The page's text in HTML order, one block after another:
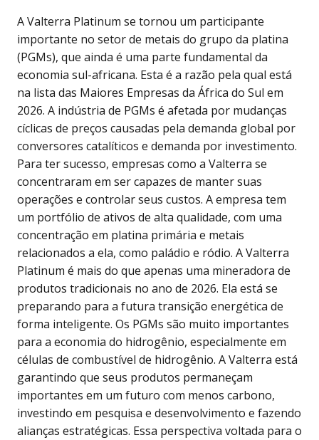
A Valterra Platinum se tornou um participante
importante no setor de metais do grupo da platina
(PGMs), que ainda é uma parte fundamental da
economia sul-africana. Esta é a razão pela qual está
na lista das Maiores Empresas da África do Sul em
2026. A indústria de PGMs é afetada por mudanças
cíclicas de preços causadas pela demanda global por
conversores catalíticos e demanda por investimento.
Para ter sucesso, empresas como a Valterra se
concentraram em ser capazes de manter suas
operações e controlar seus custos. A empresa tem
um portfólio de ativos de alta qualidade, com uma
concentração em platina primária e metais
relacionados a ela, como paládio e ródio. A Valterra
Platinum é mais do que apenas uma mineradora de
produtos tradicionais no ano de 2026. Ela está se
preparando para a futura transição energética de
forma inteligente. Os PGMs são muito importantes
para a economia do hidrogênio, especialmente em
células de combustível de hidrogênio. A Valterra está
garantindo que seus produtos permaneçam
importantes em um futuro com menos carbono,
investindo em pesquisa e desenvolvimento e fazendo
alianças estratégicas. Essa perspectiva voltada para o